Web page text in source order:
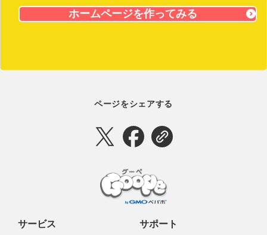
ホームページを作ってみる
ページをシェアする
サービス サポート